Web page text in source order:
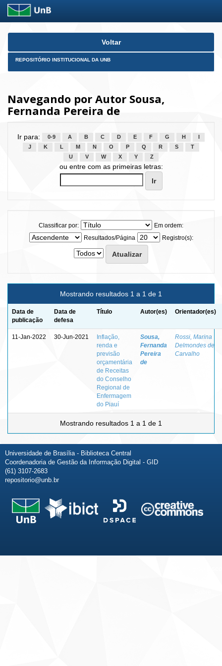
Skip
Voltar
REPOSITÓRIO INSTITUCIONAL DA UNB
Navegando por Autor Sousa,
Fernanda Pereira de
Ir para: 0-9 A B C D E F G H
J
K L M N O P Q R S
T
U
V W X Y Z
ou entre com as primeiras letras:
Classificar por:
Em ordem:
Resultados/Página
Registro(s):
Mostrando resultados 1 a 1 de 1
Data de
publicação
Data de
defesa
Título Autor(es) Orientador(es)
11-Jan-2022 30-Jun-2021
Inflação,
renda e
previsão
orçamentária
de Receitas
do Conselho
Regional de
Enfermagem
do Piauí
Sousa,
Fernanda
Pereira
de
Rossi, Marina
Delmondes de
Carvalho
Mostrando resultados 1 a 1 de 1
Universidade de Brasília - Biblioteca Central
Coordenadoria de Gestão da Informação Digital - GID
(61) 3107-2683
repositorio@unb.br